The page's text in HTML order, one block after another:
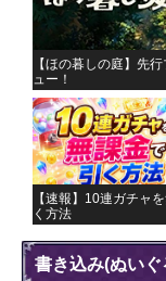
【ほの暮しの庭】先
ュー！
【速報】10連ガチャ
く方法
書き込み(ぬいぐ